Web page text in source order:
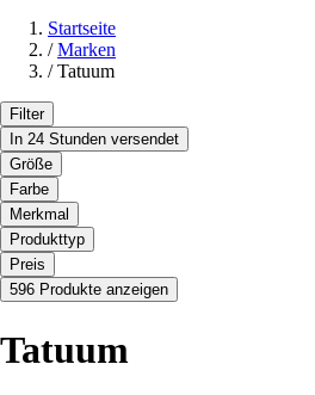
Startseite
/ Marken
/ Tatuum
Filter
In 24 Stunden versendet
Größe
Farbe
Merkmal
Produkttyp
Preis
596 Produkte anzeigen
Tatuum